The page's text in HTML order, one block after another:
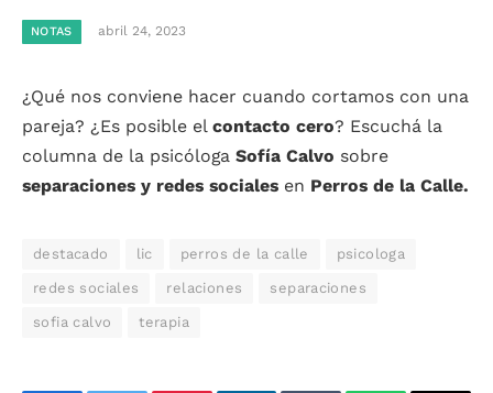
NOTAS abril 24, 2023
¿Qué nos conviene hacer cuando cortamos con una
pareja? ¿Es posible el contacto cero? Escuchá la
columna de la psicóloga Sofía Calvo sobre
separaciones y redes sociales en Perros de la Calle.
destacado lic perros de la calle psicologa
redes sociales relaciones separaciones
sofia calvo terapia